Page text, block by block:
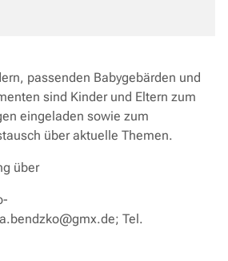
passenden Babygebärden und
sind Kinder und Eltern zum
eingeladen sowie zum
über aktuelle Themen.
über
Tel.